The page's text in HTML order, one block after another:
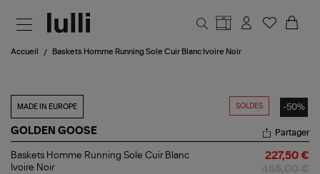
Accueil Baskets Homme Running Sole Cuir Blanc Ivoire Noir
SOLDES -50%
MADE IN EUROPE
GOLDEN GOOSE
Baskets
Homme
Partager
Baskets Homme Running Sole Cuir Blanc
Ivoire Noir
227,50 €